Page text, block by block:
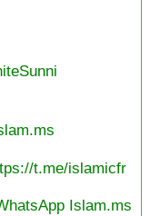
t.me/islamicfr
Islam.ms